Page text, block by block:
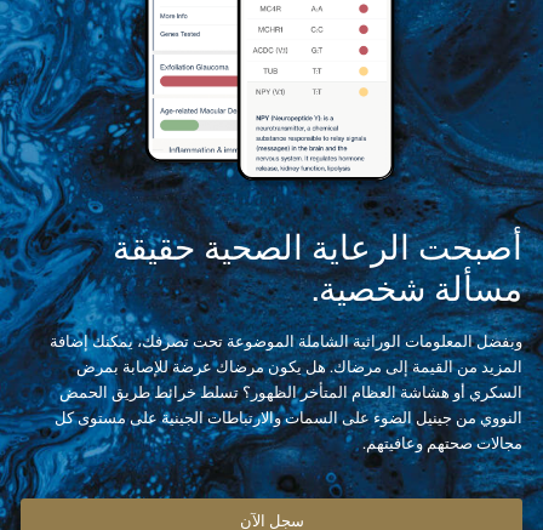
أصبحت الرعاية الصحية حقيقة
مسألة شخصية.
وبفضل المعلومات الوراثية الشاملة الموضوعة تحت تصرفك، يمكنك إضافة
المزيد من القيمة إلى مرضاك. هل يكون مرضاك عرضة للإصابة بمرض
السكري أو هشاشة العظام المتأخر الظهور؟ تسلط خرائط طريق الحمض
النووي من جينيل الضوء على السمات والارتباطات الجينية على مستوى كل
مجالات صحتهم وعافيتهم.
سجل الآن